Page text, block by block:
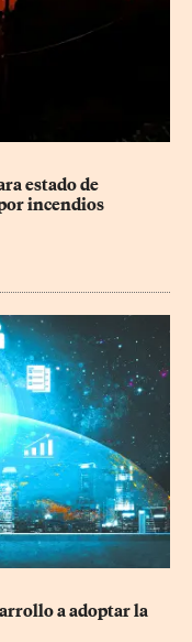
estado de
incendios
a adoptar la